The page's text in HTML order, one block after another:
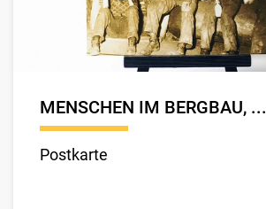
MENSCHEN IM BERGBAU, ...
Postkarte